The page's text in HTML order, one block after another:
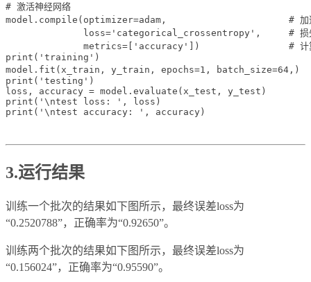
# 激活神经网络
model.compile(optimizer=adam,                      # 加速
loss='categorical_crossentropy',     # 损
metrics=['accuracy'])                # 计
print('training')
model.fit(x_train, y_train, epochs=1, batch_size=64,)  # 训
print('testing')
loss, accuracy = model.evaluate(x_test, y_test)
print('\ntest loss: ', loss)
3.运行结果
训练一个批次的结果如下图所示，最终误差loss为
“0.2520788”，正确率为“0.92650”。
训练两个批次的结果如下图所示，最终误差loss为
“0.156024”，正确率为“0.95590”。